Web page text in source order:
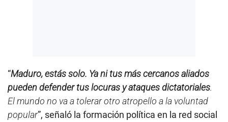
“Maduro, estás solo. Ya ni tus más cercanos aliados
pueden defender tus locuras y ataques dictatoriales.
El mundo no va a tolerar otro atropello a la voluntad
popular”, señaló la formación política en la red social